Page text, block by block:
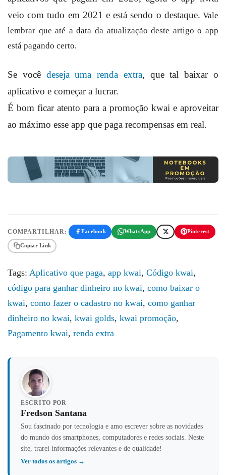
veio com tudo em 2021 e está sendo o destaque. Vale
lembrar que até a data da atualização deste artigo o app
está pagando certo.
Se você deseja uma renda extra, que tal baixar o
aplicativo e começar a lucrar.
É bom ficar atento para a promoção kwai e aproveitar
ao máximo esse app que paga recompensas em real.
COMPARTILHAR: Facebook WhatsApp Pinterest
Copiar Link
Tags: Aplicativo que paga, app kwai, Código kwai,
código para ganhar dinheiro no kwai, como baixar o
kwai, como fazer o cadastro no kwai, como ganhar
dinheiro no kwai, kwai golds, kwai promoção,
Pagamento kwai, renda extra
ESCRITO POR
Fredson Santana
Sou fascinado por tecnologia e amo escrever sobre as novidades
do mundo dos smartphones, computadores e redes sociais. Neste
site, trarei informações relevantes e de qualidade!
Ver todos os artigos →